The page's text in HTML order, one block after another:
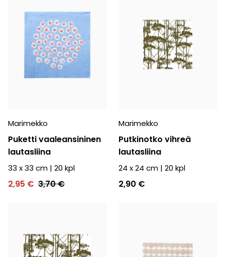
Marimekko
Puketti vaaleansininen
lautasliina
33 x 33 cm | 20 kpl
2,95 € 3,70 €
Marimekko
Putkinotko vihreä
lautasliina
24 x 24 cm | 20 kpl
2,90 €